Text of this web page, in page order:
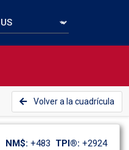
Volver a la cuadrícula
NM$: +483 TPI®: +2924